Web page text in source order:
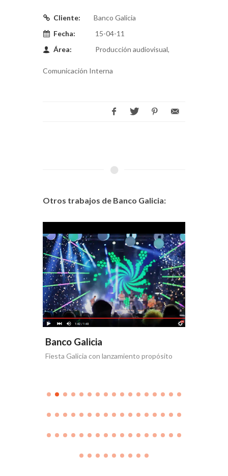
Cliente:
Banco Galicia
Fecha:
15-04-11
Área:
Producción audiovisual,
Comunicación Interna
Otros trabajos de Banco Galicia:
Banco Galicia
Fiesta Galicia con lanzamiento propósito